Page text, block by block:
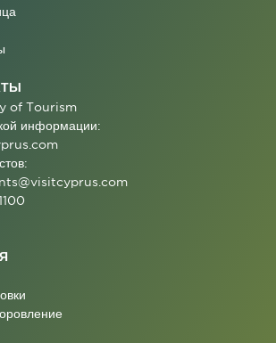
of Tourism
информации: